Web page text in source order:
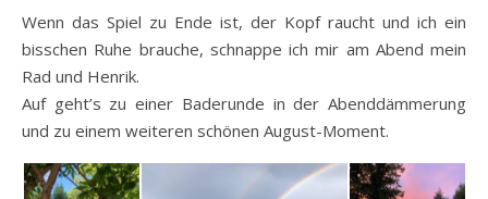
Wenn das Spiel zu Ende ist, der Kopf raucht und ich ein
bisschen Ruhe brauche, schnappe ich mir am Abend mein
Rad und Henrik.
Auf geht’s zu einer Baderunde in der Abenddämmerung
und zu einem weiteren schönen August-Moment.